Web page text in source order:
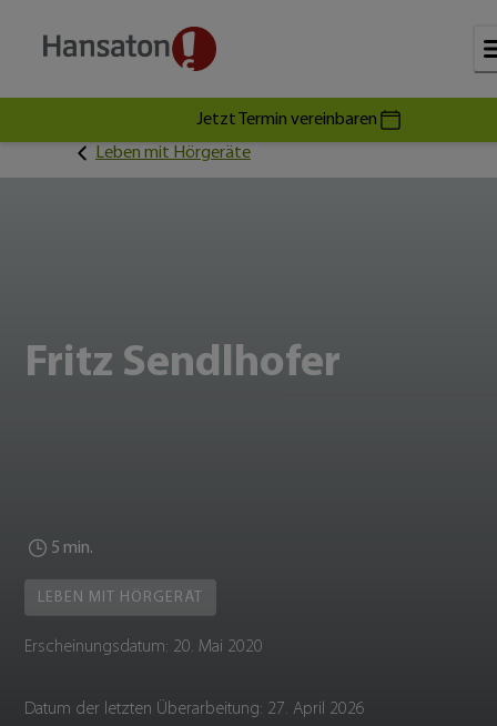
Jetzt Termin vereinbaren
Leben mit Hörgeräte
Fritz Sendlhofer
5 min.
LEBEN MIT HÖRGERÄT
Erscheinungsdatum: 20. Mai 2020
Datum der letzten Überarbeitung: 27. April 2026